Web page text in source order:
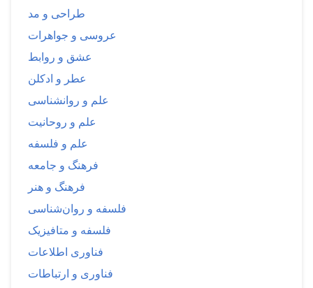
طراحی و مد
عروسی و جواهرات
عشق و روابط
عطر و ادکلن
علم و روانشناسی
علم و روحانیت
علم و فلسفه
فرهنگ و جامعه
فرهنگ و هنر
فلسفه و روان‌شناسی
فلسفه و متافیزیک
فناوری اطلاعات
فناوری و ارتباطات